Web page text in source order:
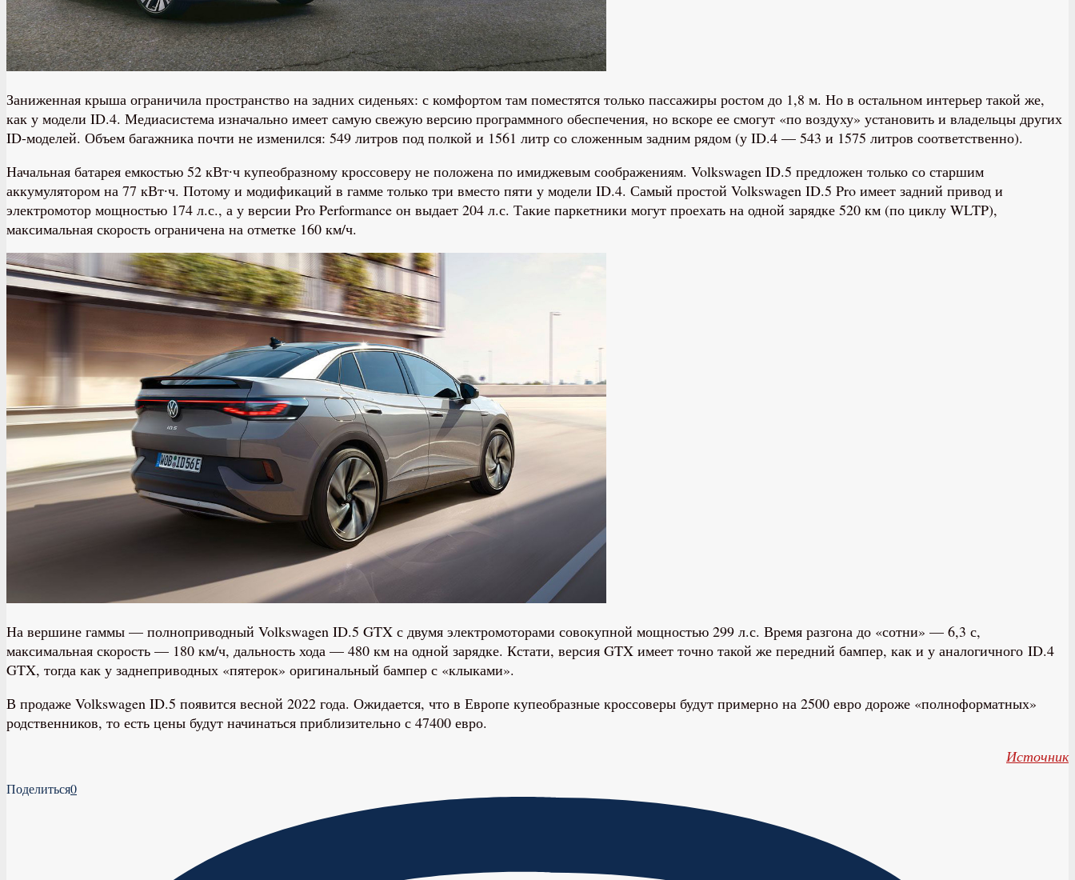
Заниженная крыша ограничила пространство на задних сиденьях: с комфортом там поместятся только пассажиры ростом до 1,8 м. Но в остальном интерьер такой же,
как у модели ID.4. Медиасистема изначально имеет самую свежую версию программного обеспечения, но вскоре ее смогут «по воздуху» установить и владельцы других
ID-моделей. Объем багажника почти не изменился: 549 литров под полкой и 1561 литр со сложенным задним рядом (у ID.4 — 543 и 1575 литров соответственно).
Начальная батарея емкостью 52 кВт∙ч купеобразному кроссоверу не положена по имиджевым соображениям. Volkswagen ID.5 предложен только со старшим
аккумулятором на 77 кВт∙ч. Потому и модификаций в гамме только три вместо пяти у модели ID.4. Самый простой Volkswagen ID.5 Pro имеет задний привод и
электромотор мощностью 174 л.с., а у версии Pro Performance он выдает 204 л.с. Такие паркетники могут проехать на одной зарядке 520 км (по циклу WLTP),
максимальная скорость ограничена на отметке 160 км/ч.
На вершине гаммы — полноприводный Volkswagen ID.5 GTX с двумя электромоторами совокупной мощностью 299 л.с. Время разгона до «сотни» — 6,3 с,
максимальная скорость — 180 км/ч, дальность хода — 480 км на одной зарядке. Кстати, версия GTX имеет точно такой же передний бампер, как и у аналогичного ID.4
GTX, тогда как у заднеприводных «пятерок» оригинальный бампер с «клыками».
В продаже Volkswagen ID.5 появится весной 2022 года. Ожидается, что в Европе купеобразные кроссоверы будут примерно на 2500 евро дороже «полноформатных»
родственников, то есть цены будут начинаться приблизительно с 47400 евро.
Источник
Поделиться0